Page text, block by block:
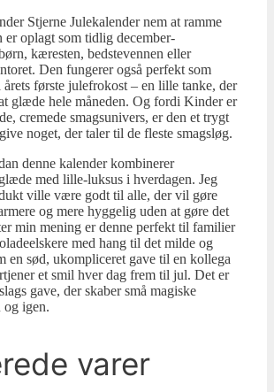
Stjerne Julekalender nem at ramme
er oplagt som tidlig december-
kæresten, bedstevennen eller
Den fungerer også perfekt som
første julefrokost – en lille tanke, der
glæde hele måneden. Og fordi Kinder er
cremede smagsunivers, er den et trygt
noget, der taler til de fleste smagsløg.
denne kalender kombinerer
med lille-luksus i hverdagen. Jeg
ville være godt til alle, der vil gøre
og mere hyggelig uden at gøre det
min mening er denne perfekt til familier
med hang til det milde og
en sød, ukompliceret gave til en kollega
et smil hver dag frem til jul. Det er
gave, der skaber små magiske
igen.
varer